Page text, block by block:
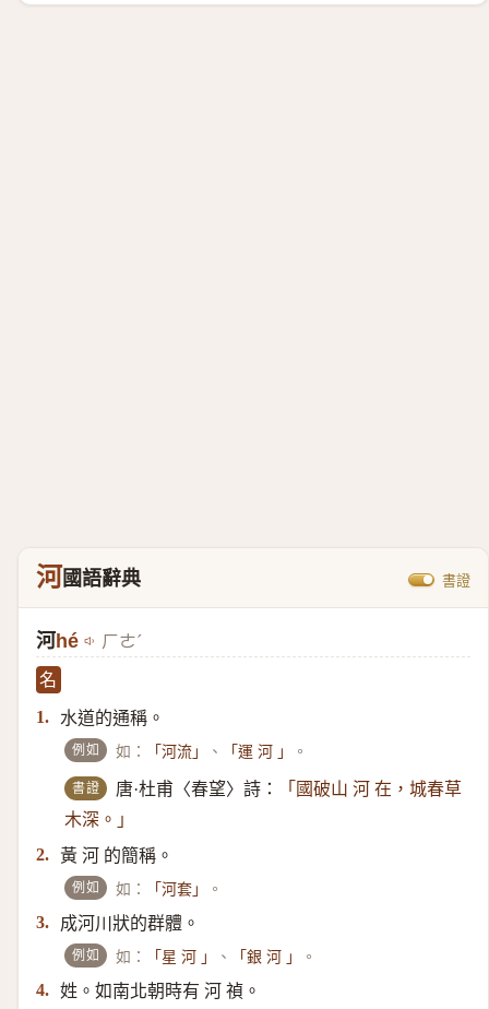
河國語辭典 書證
河 hé ㄏㄜˊ
名
1. 水道的通稱。
例如 如： 「河流」 、 「運 河 」 。
書證 唐·杜甫〈春望〉詩：
「國破山 河 在，城春草
木深。」
2.
黃 河 的簡稱。
例如 如： 「河套」 。
3. 成河川狀的群體。
例如 如： 「星 河 」 、 「銀 河 」 。
4. 姓。如南北朝時有 河 禎。